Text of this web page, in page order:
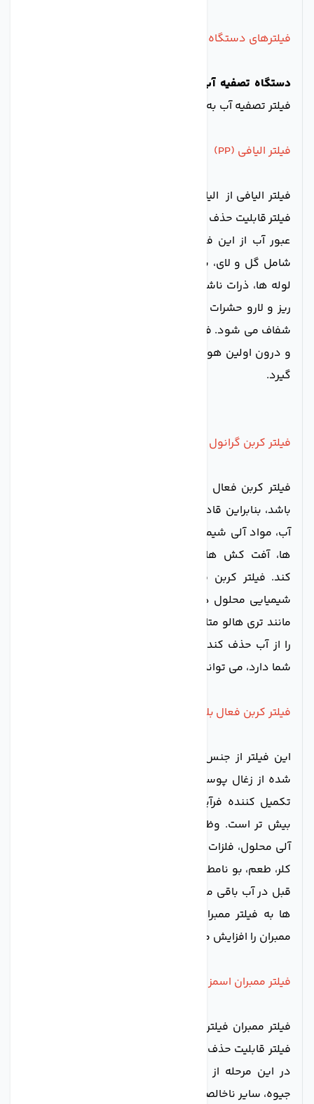
فیلترهای دستگاه تصفیه آب شش مرحله ای AGM
دستگاه تصفیه آب خانگی
فیلتر تصفیه آب به شرح زیر می باشد:
فیلتر الیافی (PP)
فیلتر الیافی از الیاف پلی پروپیلن ساخته شده است. این
شامل گل و لای، شن، ماسه، جلبک، قارچ، لجن، خزه، زنگ
لوله ها، ذرات ناشی از پوسیدگی لوله ها و حتی جانداران
ریز و لارو حشرات از آب حذف شده و در نتیجه آب زلال و
شفاف می شود. فیلتر الیافی به صورت کارتریجی می باشد
و درون اولین هوزینگ
گیرد.
فیلتر کربن گرانول (UDF)
فیلتر کربن فعال گرانول دارای خاصیت جذب سطحی می
باشد، بنابراین قادر است کلر، گازهای شیمیایی محلول در
آب، مواد آلی شیمیایی، مشتقات کلر مانند تری هالو متان
ها، آفت کش ها، بو و طعم نامطبوع را از آب حذف
شیمیایی محلول در آب، مواد آلی شیمیایی، مشتقات کلر
مانند تری هالو متان ها، آفت کش ها، بو و طعم نامطبوع
را از آب حذف کند. کلر علاوه بر مضراتی که برای سلامتی
شما دارد، می تواند به فیلتر ممبران نیز آسیب برساند.
فیلتر کربن فعال بلاک (CTO)
این فیلتر از جنس کربن فعال است و پایه گیاهی (تهیه
شده از زغال پوسته نارگیل) یک تکه و فشرده دارد، که
تکمیل کننده فرآیند تصفیه در مرحله دوم اما با قدرت
بیش تر است. وظیفه این فیلتر حذف کربن آلی، ترکیبات
آلی محلول، فلزات سنگین، کلر آزاد، آلودگی های ارگانیک،
کلر، طعم، بو نامطبوع آب و کلیه ذراتی است، که از مراحل
قبل در آب باقی مانده اند. این کار مانع از رسیدن آلودگی
ها به فیلتر ممبران می شود. در نتیجه طول عمر فیلتر
ممبران را افزایش می دهد.
فیلتر ممبران اسمز معکوس (RO)
فیلتر ممبران فیلتر اصلی در
در این مرحله از فیلتراسیون نیترات و نیتریت، آرسنیک،
جیوه، سایر ناخالصی های محلول در آب و هم چنین فلزات